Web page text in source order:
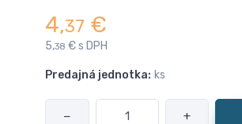
4,37 €
5,38 € s DPH
Predajná jednotka: ks
− +